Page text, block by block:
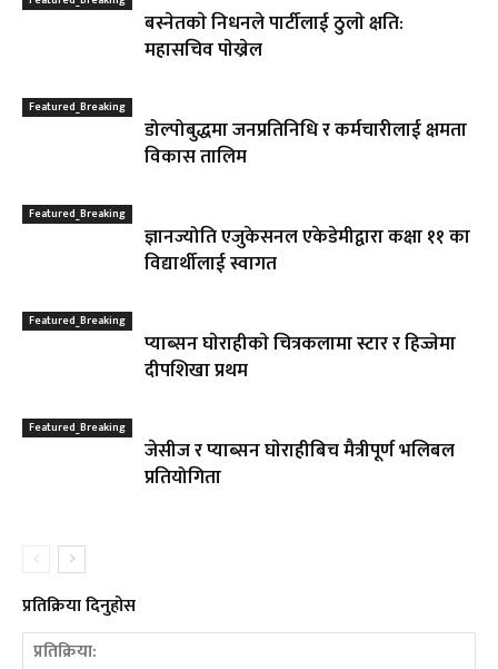
बस्नेतकाे निधनले पार्टीलाई ठुलाे क्षति:
महासचिव पाेख्रेल
Featured_Breaking
डोल्पोबुद्धमा जनप्रतिनिधि र कर्मचारीलाई क्षमता
विकास तालिम
Featured_Breaking
ज्ञानज्योति एजुकेसनल एकेडेमीद्वारा कक्षा ११ का
विद्यार्थीलाई स्वागत
Featured_Breaking
प्याब्सन घाेराहीकाे चित्रकलामा स्टार र हिज्जेमा
दीपशिखा प्रथम
Featured_Breaking
जेसीज र प्याब्सन घाेराहीबिच मैत्रीपूर्ण भलिबल
प्रतियोगिता
प्रतिक्रिया दिनुहोस